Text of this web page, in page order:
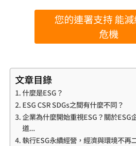
您的連署支持 能
危機
文章目錄
什麼是ESG？
ESG CSR SDGs之間有什麼不同？
企業為什麼開始重視ESG？關於ESG
道...
執行ESG永續經營，經濟與環境不再